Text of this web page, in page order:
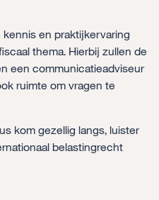
en praktijkervaring
thema. Hierbij zullen de
een communicatieadviseur
ruimte om vragen te
kom gezellig langs, luister
belastingrecht